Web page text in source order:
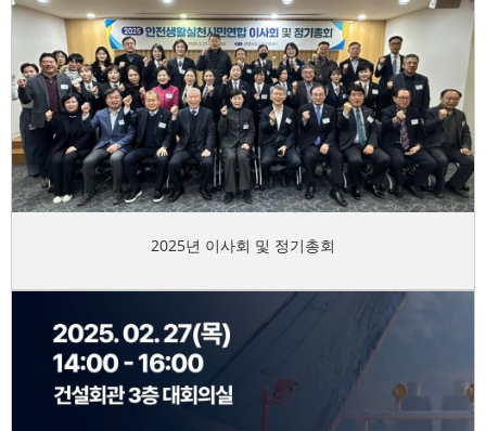
2025년 이사회 및 정기총회